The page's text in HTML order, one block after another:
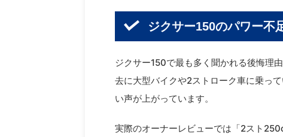
ジクサー150のパワー不
ジクサー150で最も多く聞かれる後悔理由
去に大型バイクや2ストローク車に乗っ
い声が上がっています。
実際のオーナーレビューでは「2スト